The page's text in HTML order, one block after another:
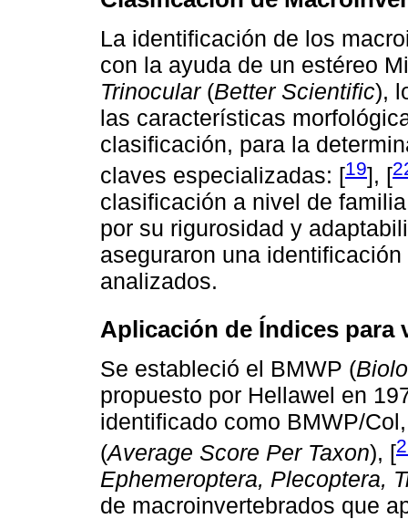
La identificación de los
con la ayuda de un estéreo
Trinocular(Better Scientific),
las características
clasificación, para la
claves especializadas: [19], [
clasificación a nivel de
por su rigurosidad y
aseguraron una
analizados.
Aplicación de Índices para
Se estableció el BMWP (
propuesto por Hellawel en
identificado como BMWP/
(Average Score Per Taxon), [
Ephemeroptera, Plecoptera,
de macroinvertebrados que